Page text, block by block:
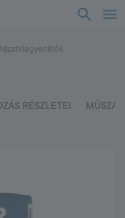
RÉSZLETEI